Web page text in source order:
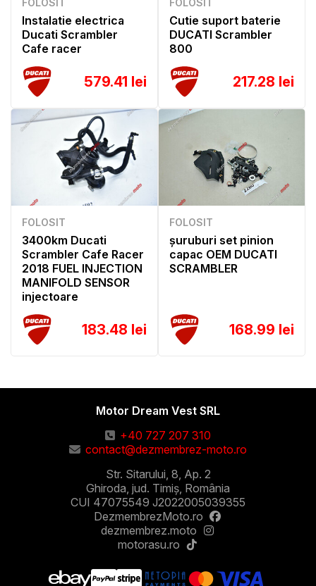
Instalatie electrica
Ducati Scrambler
Cafe racer
579.41 lei
Cutie suport baterie
DUCATI Scrambler
800
217.28 lei
FOLOSIT
3400km Ducati
Scrambler Cafe Racer
2018 FUEL INJECTION
MANIFOLD SENSOR
injectoare
183.48 lei
FOLOSIT
șuruburi set pinion
capac OEM DUCATI
SCRAMBLER
168.99 lei
Motor Dream Vest SRL
+40 727 207 310
contact@dezmembrez-moto.ro
Str. Sitarului, 8, Ap. 2
Ghiroda, jud. Timiș, România
CUI 47075549 J2022005039355
DezmembrezMoto.ro
dezmembrez.moto
motorasu.ro